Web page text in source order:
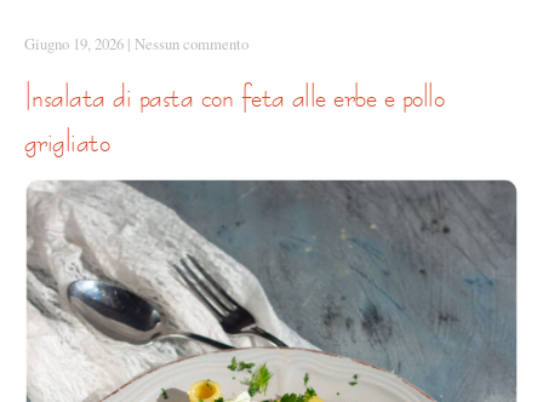
Giugno 19, 2026 | Nessun commento
grigliato